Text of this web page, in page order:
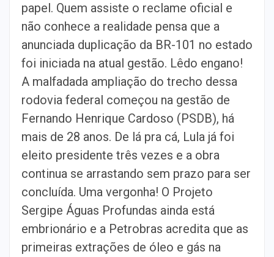
papel. Quem assiste o reclame oficial e
não conhece a realidade pensa que a
anunciada duplicação da BR-101 no estado
foi iniciada na atual gestão. Lêdo engano!
A malfadada ampliação do trecho dessa
rodovia federal começou na gestão de
Fernando Henrique Cardoso (PSDB), há
mais de 28 anos. De lá pra cá, Lula já foi
eleito presidente três vezes e a obra
continua se arrastando sem prazo para ser
concluída. Uma vergonha! O Projeto
Sergipe Águas Profundas ainda está
embrionário e a Petrobras acredita que as
primeiras extrações de óleo e gás na